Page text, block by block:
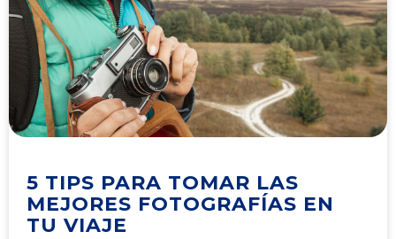
5 TIPS PARA TOMAR LAS
MEJORES FOTOGRAFÍAS EN
TU VIAJE